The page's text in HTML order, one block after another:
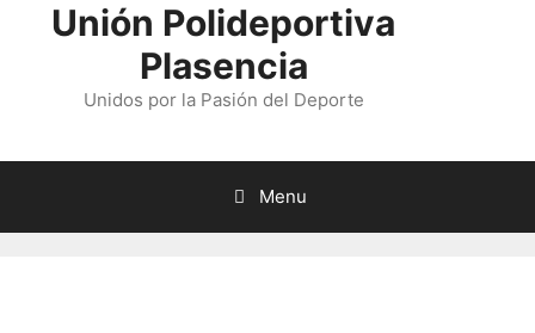
Unión Polideportiva
Plasencia
Unidos por la Pasión del Deporte
Menu